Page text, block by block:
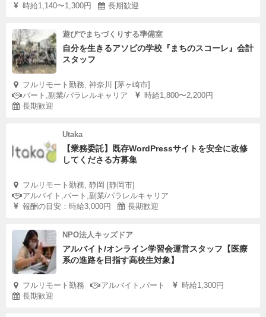
時給1,140〜1,300円
長期歓迎
遊びでまちづくりする準備室
自分を生きるアソビの学校『まちのスコーレ』会計
スタッフ
フルリモート勤務, 神奈川 [茅ヶ崎市]
パート,副業/パラレルキャリア
時給1,800〜2,200円
長期歓迎
Utaka
【業務委託】既存WordPressサイトを安全に改修
してくださる方募集
フルリモート勤務, 静岡 [静岡市]
アルバイト,パート,副業/パラレルキャリア
報酬の目安：時給3,000円
長期歓迎
NPO法人キッズドア
アルバイト/オンライン学習会運営スタッフ【医療
系の進路を目指す高校生対象】
フルリモート勤務 アルバイト,パート
時給1,300円
長期歓迎